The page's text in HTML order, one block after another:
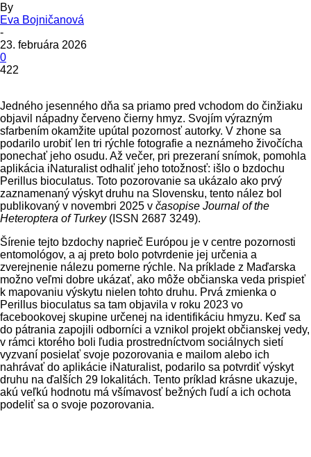
By
Eva Bojničanová
-
23. februára 2026
0
422
Jedného jesenného dňa sa priamo pred vchodom do činžiaku
objavil nápadny červeno čierny hmyz. Svojím výrazným
sfarbením okamžite upútal pozornosť autorky. V zhone sa
podarilo urobiť len tri rýchle fotografie a neznámeho živočícha
ponechať jeho osudu. Až večer, pri prezeraní snímok, pomohla
aplikácia iNaturalist odhaliť jeho totožnosť: išlo o bzdochu
Perillus bioculatus. Toto pozorovanie sa ukázalo ako prvý
zaznamenaný výskyt druhu na Slovensku, tento nález bol
publikovaný v novembri 2025 v časopise Journal of the
Heteroptera of Turkey(ISSN 2687 3249).
Šírenie tejto bzdochy naprieč Európou je v centre pozornosti
entomológov, a aj preto bolo potvrdenie jej určenia a
zverejnenie nálezu pomerne rýchle. Na príklade z Maďarska
možno veľmi dobre ukázať, ako môže občianska veda prispieť
k mapovaniu výskytu nielen tohto druhu. Prvá zmienka o
Perillus bioculatus sa tam objavila v roku 2023 vo
facebookovej skupine určenej na identifikáciu hmyzu. Keď sa
do pátrania zapojili odborníci a vznikol projekt občianskej vedy,
v rámci ktorého boli ľudia prostredníctvom sociálnych sietí
vyzvaní posielať svoje pozorovania e mailom alebo ich
nahrávať do aplikácie iNaturalist, podarilo sa potvrdiť výskyt
druhu na ďalších 29 lokalitách. Tento príklad krásne ukazuje,
akú veľkú hodnotu má všímavosť bežných ľudí a ich ochota
podeliť sa o svoje pozorovania.